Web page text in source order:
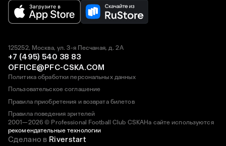
2001—2026 © Professional Football Club CSKAНа сайте используются
рекомендательные технологии
125252, Москва, ул. 3-я Песчаная, д. 2А
+7 (495) 540 38 83
OFFICE@PFC-CSKA.COM
Политика обработки персональных данных
Пользовательское соглашение
Правила приобретения и возврата билетов
Правила поведения зрителей
Сделано в Riverstart